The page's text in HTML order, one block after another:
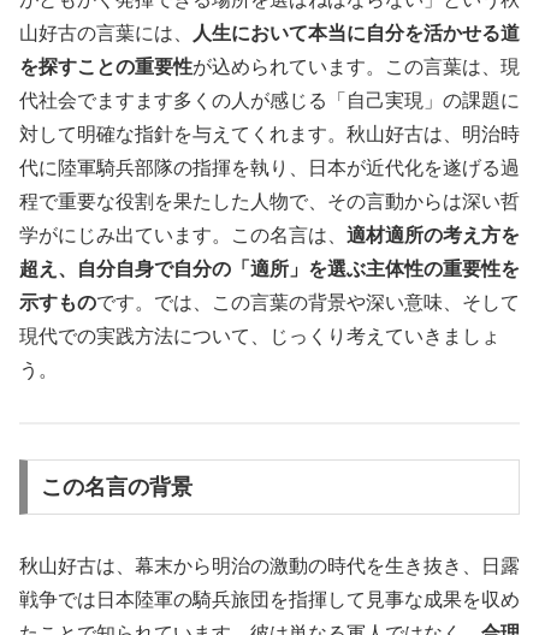
山好古の言葉には、
人生において本当に自分を活かせる道
を探すことの重要性が込められています。この言葉は、現
代社会でますます多くの人が感じる「自己実現」の課題に
対して明確な指針を与えてくれます。秋山好古は、明治時
代に陸軍騎兵部隊の指揮を執り、日本が近代化を遂げる過
程で重要な役割を果たした人物で、その言動からは深い哲
学がにじみ出ています。この名言は、 適材適所の考え方を
超え、自分自身で自分の「適所」を選ぶ主体性の重要性を
示すものです。では、この言葉の背景や深い意味、そして
現代での実践方法について、じっくり考えていきましょ
う。
この名言の背景
秋山好古は、幕末から明治の激動の時代を生き抜き、日露
戦争では日本陸軍の騎兵旅団を指揮して見事な成果を収め